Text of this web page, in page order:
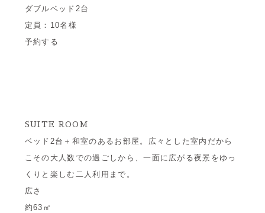
ダブルベッド2台
定員：10名様
予約する
SUITE ROOM
ベッド2台＋和室のあるお部屋。広々とした室内だから
こその大人数での過ごしから、一面に広がる夜景をゆっ
くりと楽しむ二人利用まで。
広さ
約63㎡